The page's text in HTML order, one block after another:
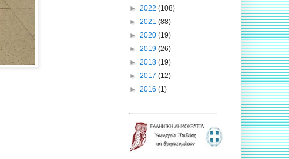
► 2022 (108)
► 2021 (88)
► 2020 (19)
► 2019 (26)
► 2018 (19)
► 2017 (12)
► 2016 (1)